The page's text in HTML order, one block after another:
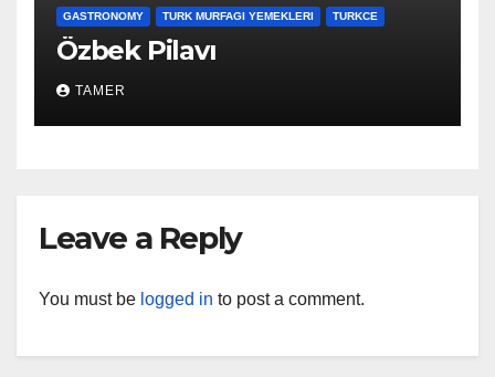
GASTRONOMY TURK MURFAGI YEMEKLERI TURKCE
Özbek Pilavı
TAMER
Leave a Reply
You must be logged in to post a comment.